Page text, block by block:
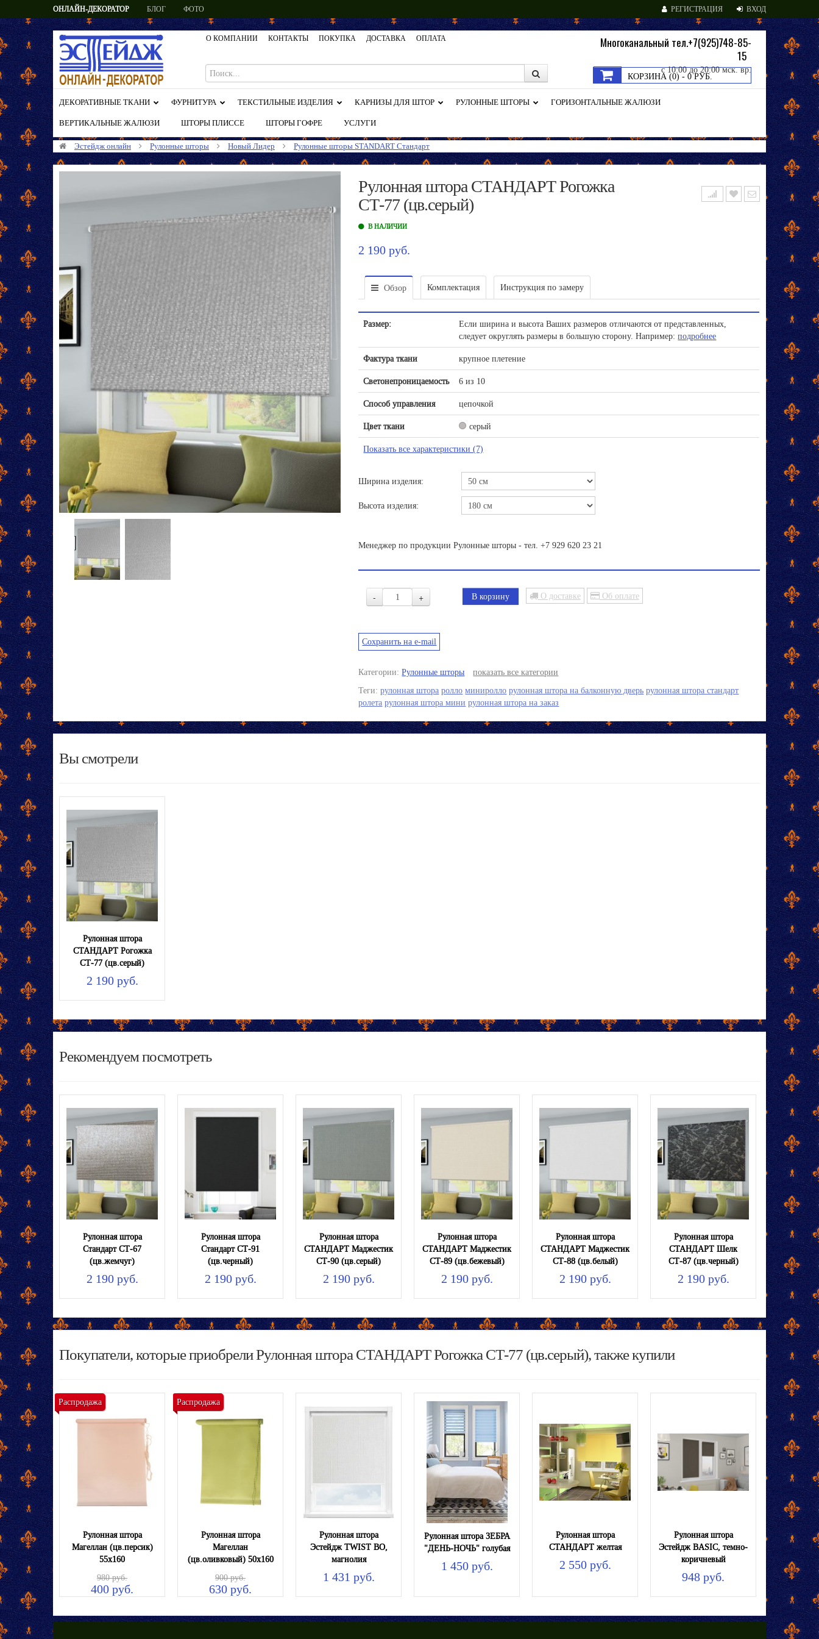
ОНЛАЙН-ДЕКОРАТОР БЛОГ ФОТО РЕГИСТРАЦИЯ ВХОД
О КОМПАНИИ КОНТАКТЫ ПОКУПКА ДОСТАВКА ОПЛАТА
Многоканальный тел.+7(925)748-85-
15
с 10:00 до 20:00 мск. вр.
КОРЗИНА (0) - 0 РУБ.
ДЕКОРАТИВНЫЕ ТКАНИ ФУРНИТУРА ТЕКСТИЛЬНЫЕ ИЗДЕЛИЯ КАРНИЗЫ ДЛЯ ШТОР РУЛОННЫЕ ШТОРЫ ГОРИЗОНТАЛЬНЫЕ ЖАЛЮЗИ
ВЕРТИКАЛЬНЫЕ ЖАЛЮЗИ ШТОРЫ ПЛИССЕ ШТОРЫ ГОФРЕ УСЛУГИ
Эстейдж онлайн Рулонные шторы Новый Лидер Рулонные шторы STANDART Стандарт
Рулонная штора СТАНДАРТ Рогожка
СТ-77 (цв.серый)
В НАЛИЧИИ
2 190 руб.
Обзор Комплектация Инструкция по замеру
Размер:
Если ширина и высота Ваших размеров отличаются от представленных,
следует округлять размеры в большую сторону. Например:подробнее
Фактура ткани крупное плетение
Светонепроницаемость 6 из 10
Способ управления цепочкой
Цвет ткани серый
Показать все характеристики (7)
Ширина изделия:
Высота изделия:
Менеджер по продукции Рулонные шторы - тел. +7 929 620 23 21
- + О доставке Об оплате
Сохранить на e-mail
Категории:Рулонные шторы
показать все категории
Теги:рулонная штора ролло миниролло рулонная штора на балконную дверь рулонная штора стандарт
ролета рулонная штора мини рулонная штора на заказ
Вы смотрели
Рулонная штора
СТАНДАРТ Рогожка
СТ-77 (цв.серый)
2 190 руб.
Рекомендуем посмотреть
Рулонная штора
Стандарт СТ-67
(цв.жемчуг)
2 190 руб.
Рулонная штора
Стандарт СТ-91
(цв.черный)
2 190 руб.
Рулонная штора
СТАНДАРТ Маджестик
СТ-90 (цв.серый)
2 190 руб.
Рулонная штора
СТАНДАРТ Маджестик
СТ-89 (цв.бежевый)
2 190 руб.
Рулонная штора
СТАНДАРТ Маджестик
СТ-88 (цв.белый)
2 190 руб.
Рулонная штора
СТАНДАРТ Шелк
СТ-87 (цв.черный)
2 190 руб.
Покупатели, которые приобрели Рулонная штора СТАНДАРТ Рогожка СТ-77 (цв.серый), также купили
Распродажа
Рулонная штора
Магеллан (цв.персик)
55х160
980 руб.
400 руб.
Распродажа
Рулонная штора
Магеллан
(цв.оливковый) 50х160
900 руб.
630 руб.
Рулонная штора
Эстейдж TWIST BO,
магнолия
1 431 руб.
Рулонная штора ЗЕБРА
"ДЕНЬ-НОЧЬ" голубая
1 450 руб.
Рулонная штора
СТАНДАРТ желтая
2 550 руб.
Рулонная штора
Эстейдж BASIC, темно-
коричневый
948 руб.